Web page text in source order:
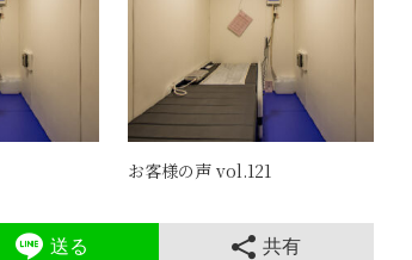
お客様の声 vol.121
送る 共有